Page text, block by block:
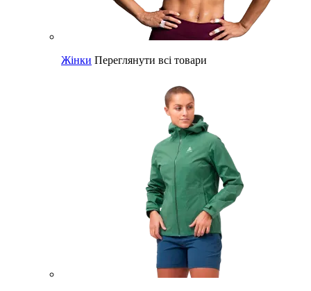
Жінки Переглянути всі товари